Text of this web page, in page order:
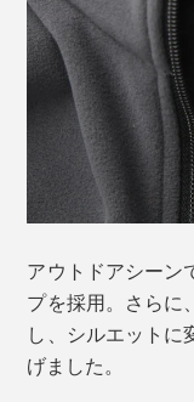
アウトドアシーン
プを採用。さらに
し、シルエットに
げました。